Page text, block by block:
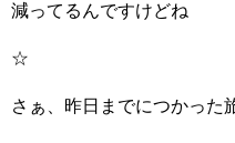
減ってるんですけどね
☆
さぁ、昨日までにつかった